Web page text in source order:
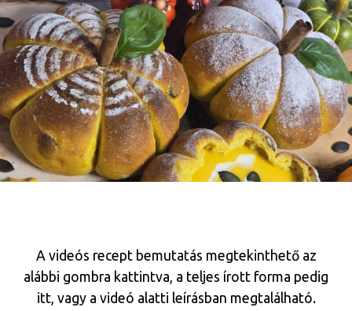
A videós recept bemutatás megtekinthető az
alábbi gombra kattintva, a teljes írott forma pedig
itt, vagy a videó alatti leírásban megtalálható.